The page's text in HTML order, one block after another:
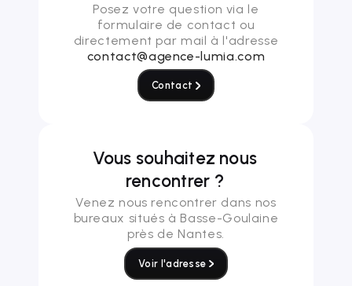
Posez votre question via le
formulaire de contact ou
directement par mail à l'adresse
contact@agence-lumia.com
Contact
Vous souhaitez nous
rencontrer ?
Venez nous rencontrer dans nos
bureaux situés à Basse-Goulaine
près de Nantes.
Voir l'adresse